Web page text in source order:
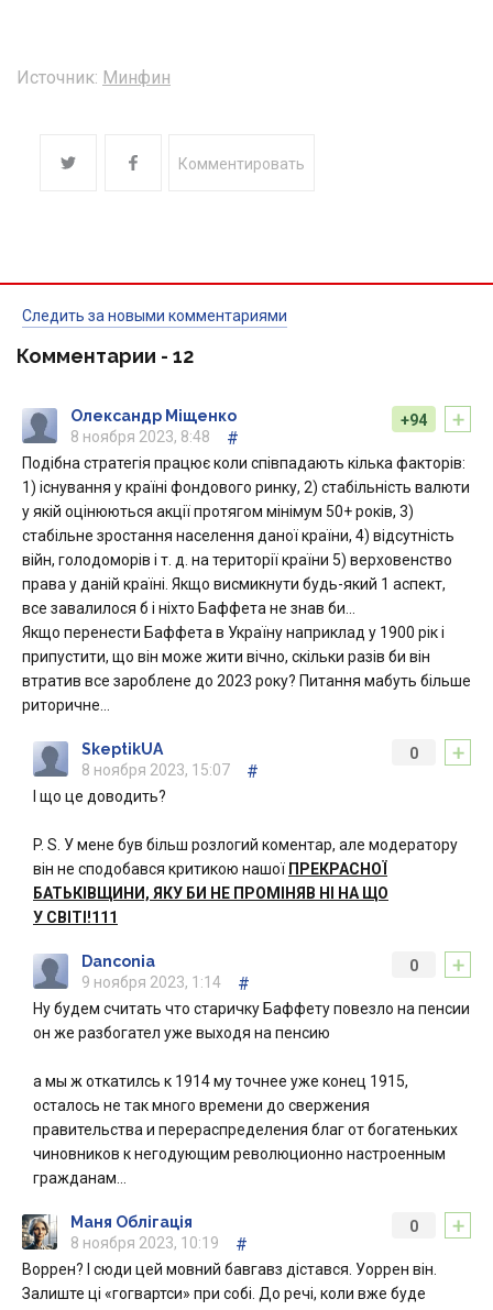
Источник: Минфин
Комментировать
Следить за новыми комментариями
Комментарии - 12
+
+94
Олександр Міщенко
8 ноября 2023, 8:48
#
Подібна стратегія працює коли співпадають кілька факторів:
1) існування у країні фондового ринку, 2) стабільність валюти
у якій оцінюються акції протягом мінімум 50+ років, 3)
стабільне зростання населення даної країни, 4) відсутність
війн, голодоморів і т. д. на території країни 5) верховенство
права у даній країні. Якщо висмикнути будь-який 1 аспект,
все завалилося б і ніхто Баффета не знав би…
Якщо перенести Баффета в Україну наприклад у 1900 рік і
припустити, що він може жити вічно, скільки разів би він
втратив все зароблене до 2023 року? Питання мабуть більше
риторичне…
+
0
SkeptikUA
8 ноября 2023, 15:07
#
І що це доводить?
P. S. У мене був більш розлогий коментар, але модератору
він не сподобався критикою нашої ПРЕКРАСНОЇ
БАТЬКІВЩИНИ, ЯКУ БИ НЕ ПРОМІНЯВ НІ НА ЩО
У СВІТІ!111
+
0
Danconia
9 ноября 2023, 1:14
#
Ну будем считать что старичку Баффету повезло на пенсии
он же разбогател уже выходя на пенсию
а мы ж откатилсь к 1914 му точнее уже конец 1915,
осталось не так много времени до свержения
правительства и перераспределения благ от богатеньких
чиновников к негодующим революционно настроенным
гражданам…
+
0
Маня Облігація
8 ноября 2023, 10:19
#
Воррен? І сюди цей мовний бавгавз дістався. Уоррен він.
Залиште ці «гогвартси» при собі. До речі, коли вже буде